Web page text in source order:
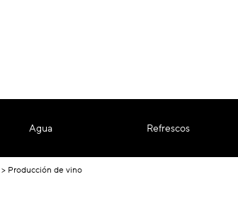
Agua Refrescos
Producción de vino